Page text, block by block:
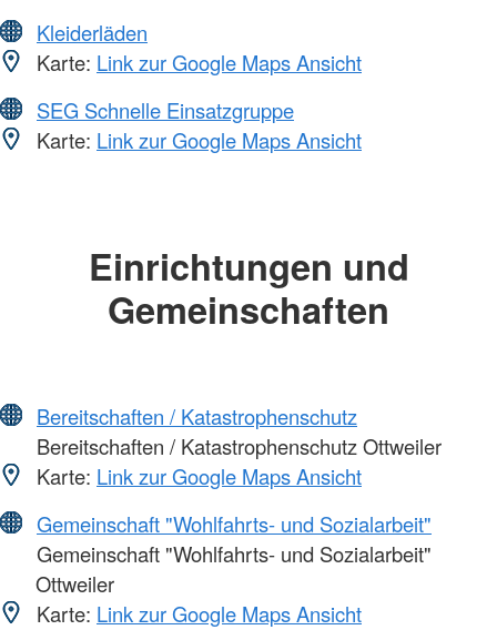
Kleiderläden
Karte: Link zur Google Maps Ansicht
SEG Schnelle Einsatzgruppe
Karte: Link zur Google Maps Ansicht
Einrichtungen und
Gemeinschaften
Bereitschaften / Katastrophenschutz
Bereitschaften / Katastrophenschutz Ottweiler
Karte: Link zur Google Maps Ansicht
Gemeinschaft "Wohlfahrts- und Sozialarbeit"
Gemeinschaft "Wohlfahrts- und Sozialarbeit"
Ottweiler
Karte: Link zur Google Maps Ansicht